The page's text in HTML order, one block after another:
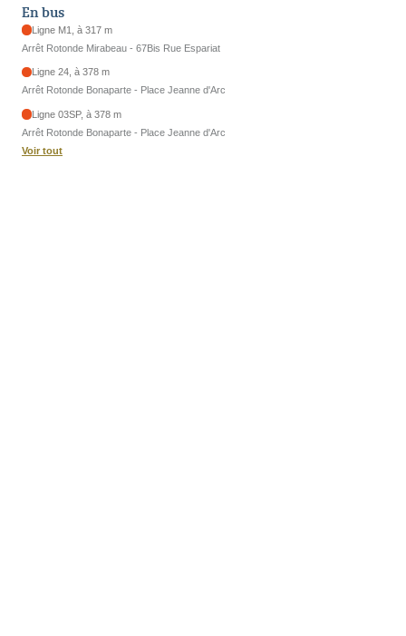
En bus
Ligne M1, à 317 m
Arrêt Rotonde Mirabeau - 67Bis Rue Espariat
Ligne 24, à 378 m
Arrêt Rotonde Bonaparte - Place Jeanne d'Arc
Ligne 03SP, à 378 m
Arrêt Rotonde Bonaparte - Place Jeanne d'Arc
Voir tout